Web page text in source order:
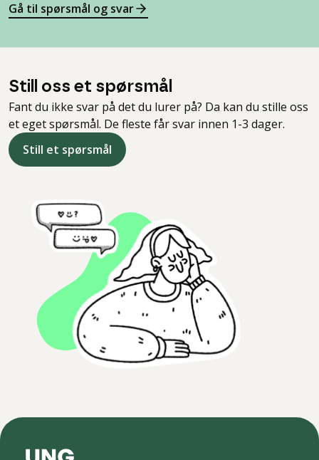
Gå til spørsmål og svar
Still oss et spørsmål
Fant du ikke svar på det du lurer på? Da kan du stille oss
et eget spørsmål. De fleste får svar innen 1-3 dager.
Still et spørsmål